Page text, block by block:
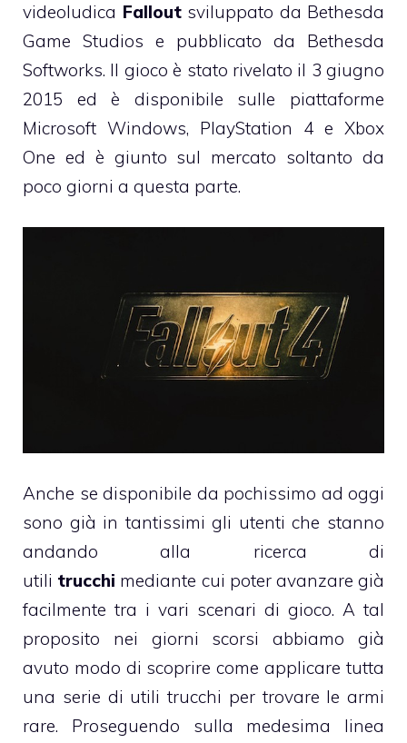
videoludica Falloutsviluppato da Bethesda
Game Studios e pubblicato da Bethesda
Softworks. Il gioco è stato rivelato il 3 giugno
2015 ed è disponibile sulle piattaforme
Microsoft Windows, PlayStation 4 e Xbox
One ed è giunto sul mercato soltanto da
poco giorni a questa parte.
Anche se disponibile da pochissimo ad oggi
sono già in tantissimi gli utenti che stanno
andando alla ricerca di
utili trucchi mediante cui poter avanzare già
facilmente tra i vari scenari di gioco. A tal
proposito nei giorni scorsi abbiamo già
avuto modo di scoprire come applicare tutta
una serie di utili trucchi per trovare le armi
rare. Proseguendo sulla medesima linea